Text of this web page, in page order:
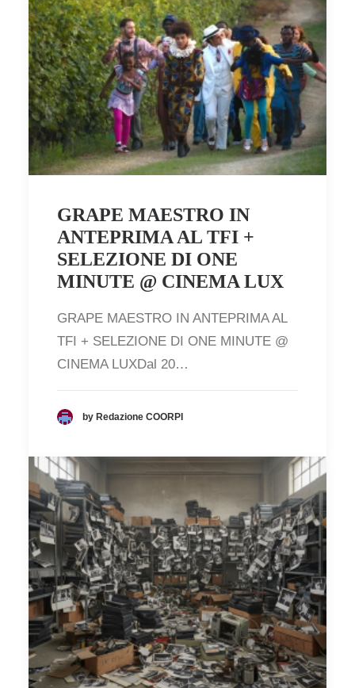
GRAPE MAESTRO IN
ANTEPRIMA AL TFI +
SELEZIONE DI ONE
MINUTE @ CINEMA LUX
GRAPE MAESTRO IN ANTEPRIMA AL
TFI + SELEZIONE DI ONE MINUTE @
CINEMA LUXDal 20…
by Redazione COORPI